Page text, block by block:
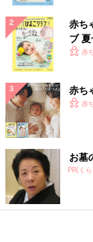
こされるのが痛
です。（※2）
痛風発作は、痛み
りするなど、日常
作がおきる前に尿
尿酸値が高く
赤ち
ブ
く！
赤
赤ち
赤
お墓
PR(く